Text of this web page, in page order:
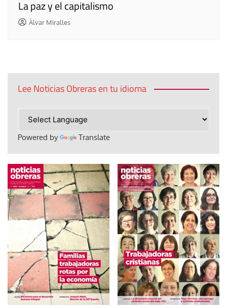
La paz y el capitalismo
Àlvar Miralles
Lee Noticias Obreras en tu idioma
Powered by Translate